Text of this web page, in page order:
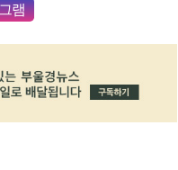
램